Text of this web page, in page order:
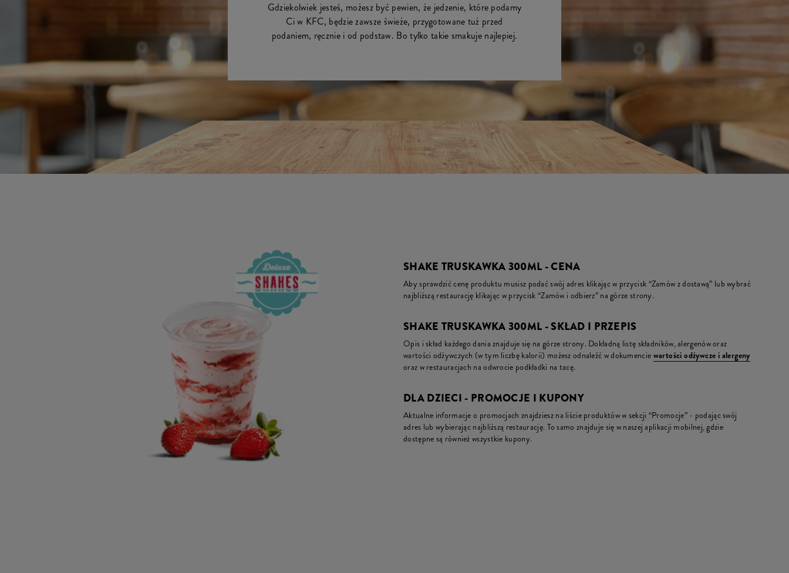
Gdziekolwiek jesteś, możesz być pewien, że jedzenie, które podamy
Ci w KFC, będzie zawsze świeże, przygotowane tuż przed
podaniem, ręcznie i od podstaw. Bo tylko takie smakuje najlepiej.
SHAKE TRUSKAWKA 300ML - CENA
Aby sprawdzić cenę produktu musisz podać swój adres klikając w przycisk “Zamów z dostawą” lub wybrać
najbliższą restaurację klikając w przycisk “Zamów i odbierz” na górze strony.
SHAKE TRUSKAWKA 300ML - SKŁAD I PRZEPIS
Opis i skład każdego dania znajduje się na górze strony. Dokładną listę składników, alergenów oraz
wartości odżywczych (w tym liczbę kalorii) możesz odnaleźć w dokumencie wartości odżywcze i alergeny
oraz w restauracjach na odwrocie podkładki na tacę.
DLA DZIECI - PROMOCJE I KUPONY
Aktualne informacje o promocjach znajdziesz na liście produktów w sekcji “Promocje” - podając swój
adres lub wybierając najbliższą restaurację. To samo znajduje się w naszej aplikacji mobilnej, gdzie
dostępne są również wszystkie kupony.